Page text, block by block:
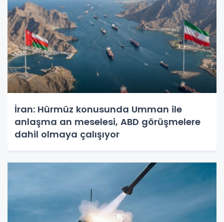
İran: Hürmüz konusunda Umman ile
anlaşma an meselesi, ABD görüşmelere
dahil olmaya çalışıyor